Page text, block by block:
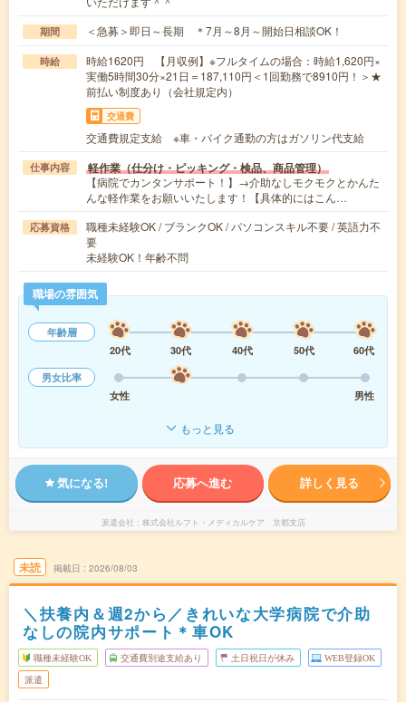
期間 ＜急募＞即日～長期 ＊7月～8月～開始日相談OK！
時給
時給1620円 【月収例】※フルタイムの場合：時給1,620円×
実働5時間30分×21日＝187,110円＜1回勤務で8910円！＞★
前払い制度あり（会社規定内）
交通費
交通費規定支給 ※車・バイク通勤の方はガソリン代支給
仕事内容 軽作業（仕分け・ピッキング・検品、商品管理）
【病院でカンタンサポート！】→介助なしモクモクとかんた
んな軽作業をお願いいたします！【具体的にはこん…
応募資格
職種未経験OK / ブランクOK / パソコンスキル不要 / 英語力不
要
未経験OK！年齢不問
職場の雰囲気
年齢層
20代
30代 40代 50代
60代
男女比率
女性
男性
もっと見る
気になる! 応募へ進む 詳しく見る
派遣会社 株式会社ルフト・メディカルケア 京都支店
未読 掲載日 2026/08/03
＼扶養内＆週2から／きれいな大学病院で介助
なしの院内サポート＊車OK
職種未経験OK 交通費別途支給あり 土日祝日が休み WEB登録OK
派遣